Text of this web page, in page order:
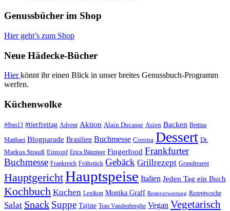
Genussbücher im Shop
Hier geht’s zum Shop
Neue Hädecke-Bücher
Hierkönnt ihr einen Blick in unser breites Genussbuch-Programm
werfen.
Küchenwolke
#fbm13 #tierfreitag Advent Aktion Alain Ducasse Asien Backen Bettina
Matthaei Blogparade Brasilien Buchmesse Corona Dessert Dr.
Markus Strauß Eintopf Erica Bänziger Fingerfood Frankfurter
Buchmesse Frankreich Frühstück Gebäck Grillrezept Grundrezept
HauptgerichtHauptspeise Italien Jeden Tag ein Buch
Kochbuch Kuchen Lexikon Monika Graff Resteverwertung Rezeptwoche
Salat Snack Suppe Tajine Tom Vandenberghe Vegan Vegetarisch